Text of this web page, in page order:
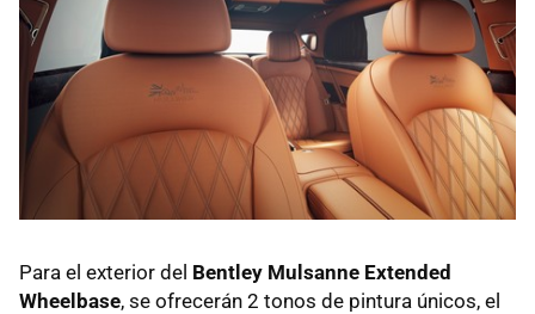
Para el exterior del Bentley Mulsanne Extended
Wheelbase, se ofrecerán 2 tonos de pintura únicos, el